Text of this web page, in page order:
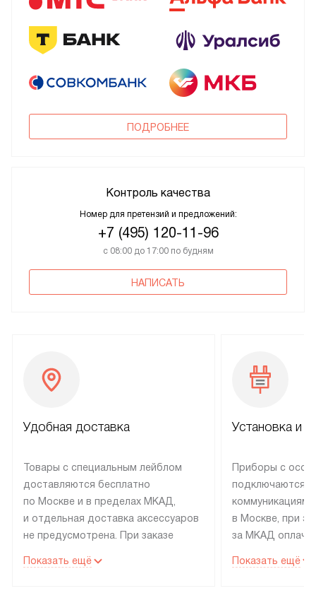
ПОДРОБНЕЕ
Контроль качества
Номер для претензий и предложений:
+7 (495) 120-11-96
с 08:00 до 17:00 по будням
НАПИСАТЬ
Удобная доставка
Товары с специальным лейблом
доставляются бесплатно
по Москве и в пределах МКАД,
и отдельная доставка аксессуаров
не предусмотрена. При заказе
рекомендуем обсудить
Показать ещё
Установка и
Приборы с
подключаются к
коммуникациям
в Москве, при
за МКАД
партнера
Показать ещё